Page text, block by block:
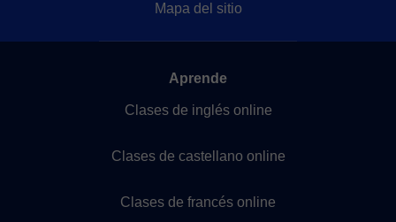
Mapa del sitio
Aprende
Clases de inglés online
Clases de castellano online
Clases de francés online